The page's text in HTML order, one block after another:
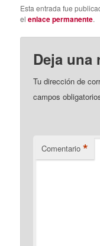
Esta entrada fue
elenlace permanente.
Deja una
Tu dirección de
campos
Comentario *